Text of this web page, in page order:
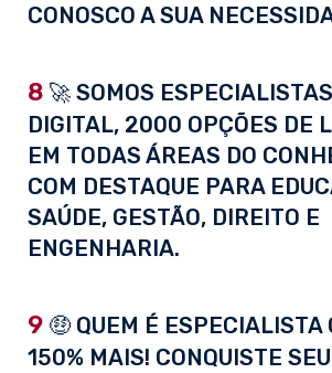
CONOSCO A SUA
8 🚀 SOMOS
DIGITAL, 2000 OPÇÕES DE
EM TODAS ÁREAS DO
COM DESTAQUE PARA
SAÚDE, GESTÃO, DIREITO E
ENGENHARIA.
9 🤑 QUEM É ESPECIALISTA
150% MAIS! CONQUISTE SEU